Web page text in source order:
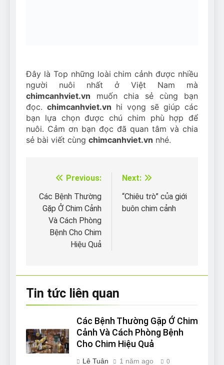
Đây là Top những loài chim cảnh được nhiều
người nuôi nhất ở Việt Nam mà
chimcanhviet.vn muốn chia sẻ cùng bạn
đọc. chimcanhviet.vn hi vọng sẽ giúp các
bạn lựa chọn được chú chim phù hợp để
nuôi. Cảm ơn bạn đọc đã quan tâm và chia
sẻ bài viết cùng chimcanhviet.vn nhé.
Điều
hướng
bài
viết
Previous:
Các Bệnh Thường
Gặp Ở Chim Cảnh
Và Cách Phòng
Bệnh Cho Chim
Hiệu Quả
Next:
“Chiêu trò” của giới
buôn chim cảnh
Tin tức liên quan
Các Bệnh Thường Gặp Ở Chim
Cảnh Và Cách Phòng Bệnh
Cho Chim Hiệu Quả
Lê Tuân 1 năm ago 0